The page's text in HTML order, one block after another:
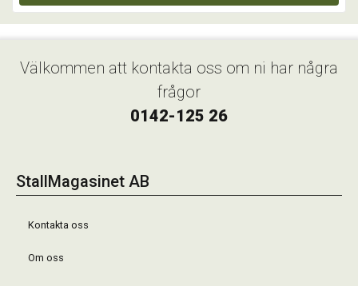
Välkommen att kontakta oss om ni har några
frågor
0142-125 26
StallMagasinet AB
Kontakta oss
Om oss